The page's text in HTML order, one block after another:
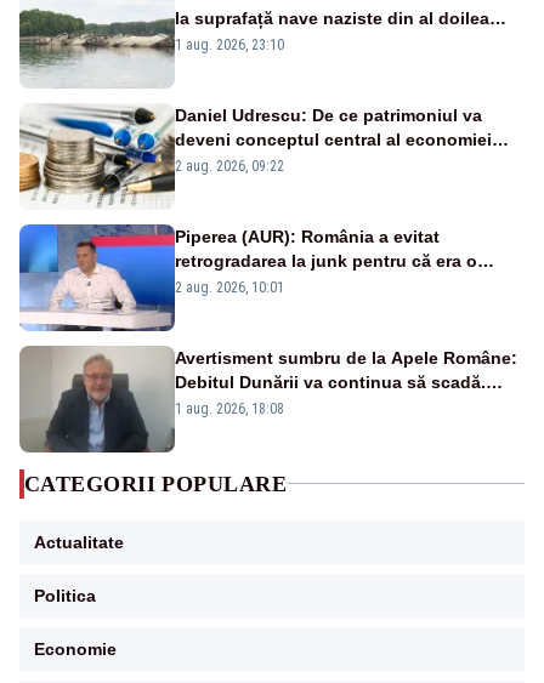
la suprafață nave naziste din al doilea
război mondial
1 aug. 2026, 23:10
Daniel Udrescu: De ce patrimoniul va
deveni conceptul central al economiei
viitoare?
2 aug. 2026, 09:22
Piperea (AUR): România a evitat
retrogradarea la junk pentru că era o
catastrofă pentru bănci și fondurile de
2 aug. 2026, 10:01
Avertisment sumbru de la Apele Române:
Debitul Dunării va continua să scadă.
Cernavodă s-ar putea închide în 4 zile
1 aug. 2026, 18:08
CATEGORII POPULARE
Actualitate
Politica
Economie